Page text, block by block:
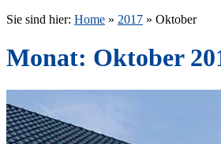
Sie sind hier: Home » 2017 » Oktober
Monat: Oktober